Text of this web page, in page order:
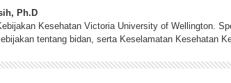
Ph.D
Kesehatan Victoria University of Wellington.
tentang bidan, serta Keselamatan Kesehatan